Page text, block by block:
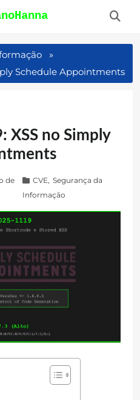
Schedule Appointments
XSS no Simply
de
CVE, Segurança da
Informação